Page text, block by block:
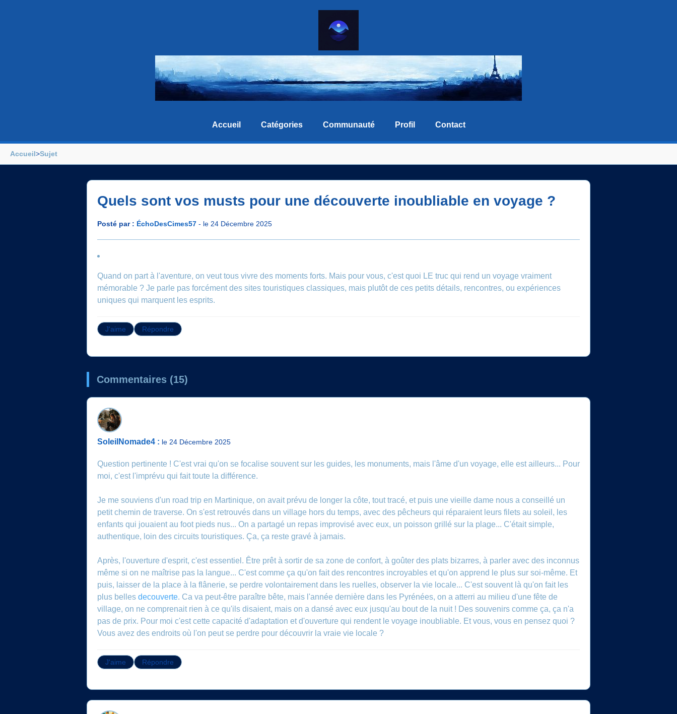
Accueil Catégories Communauté Profil Contact
Accueil>Sujet
Quels sont vos musts pour une découverte inoubliable en voyage ?
Posté par : ÉchoDesCimes57 - le 24 Décembre 2025
Quand on part à l'aventure, on veut tous vivre des moments forts. Mais pour vous, c'est quoi LE truc qui rend un voyage vraiment
mémorable ? Je parle pas forcément des sites touristiques classiques, mais plutôt de ces petits détails, rencontres, ou expériences
uniques qui marquent les esprits.
J'aime Répondre
Commentaires (15)
SoleilNomade4 : le 24 Décembre 2025
Question pertinente ! C'est vrai qu'on se focalise souvent sur les guides, les monuments, mais l'âme d'un voyage, elle est ailleurs... Pour
moi, c'est l'imprévu qui fait toute la différence.
Je me souviens d'un road trip en Martinique, on avait prévu de longer la côte, tout tracé, et puis une vieille dame nous a conseillé un
petit chemin de traverse. On s'est retrouvés dans un village hors du temps, avec des pêcheurs qui réparaient leurs filets au soleil, les
enfants qui jouaient au foot pieds nus... On a partagé un repas improvisé avec eux, un poisson grillé sur la plage... C'était simple,
authentique, loin des circuits touristiques. Ça, ça reste gravé à jamais.
Après, l'ouverture d'esprit, c'est essentiel. Être prêt à sortir de sa zone de confort, à goûter des plats bizarres, à parler avec des inconnus
même si on ne maîtrise pas la langue... C'est comme ça qu'on fait des rencontres incroyables et qu'on apprend le plus sur soi-même. Et
puis, laisser de la place à la flânerie, se perdre volontairement dans les ruelles, observer la vie locale... C'est souvent là qu'on fait les
plus belles decouverte. Ca va peut-être paraître bête, mais l'année dernière dans les Pyrénées, on a atterri au milieu d'une fête de
village, on ne comprenait rien à ce qu'ils disaient, mais on a dansé avec eux jusqu'au bout de la nuit ! Des souvenirs comme ça, ça n'a
pas de prix. Pour moi c'est cette capacité d'adaptation et d'ouverture qui rendent le voyage inoubliable. Et vous, vous en pensez quoi ?
Vous avez des endroits où l'on peut se perdre pour découvrir la vraie vie locale ?
J'aime Répondre